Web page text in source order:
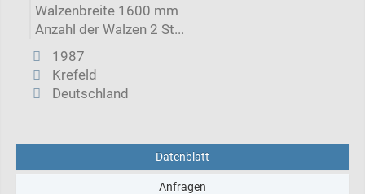
Walzenbreite 1600 mm
Anzahl der Walzen 2 St...
1987
Krefeld
Deutschland
Datenblatt
Anfragen